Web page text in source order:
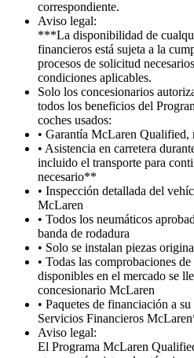
correspondiente.
Aviso legal:
***La disponibilidad de
financieros está sujeta a la
procesos de solicitud
condiciones aplicables.
Solo los concesionarios
todos los beneficios del
coches usados:
• Garantía McLaren Qualified,
• Asistencia en carretera
incluido el transporte para
necesario**
• Inspección detallada del
McLaren
• Todos los neumáticos
banda de rodadura
• Solo se instalan piezas
• Todas las comprobaciones
disponibles en el mercado se
concesionario McLaren
• Paquetes de financiación a
Servicios Financieros
Aviso legal:
El Programa McLaren